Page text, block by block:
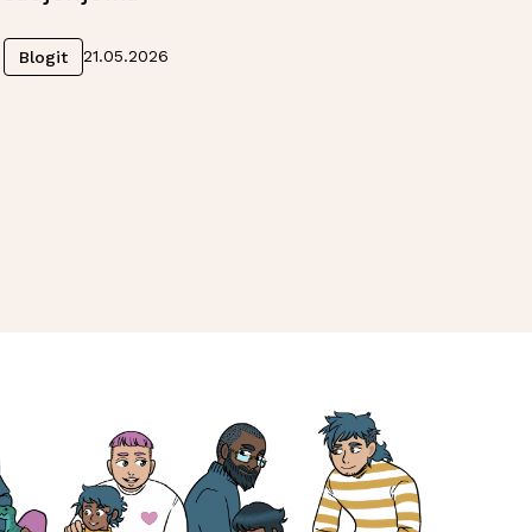
Blogit 21.05.2026